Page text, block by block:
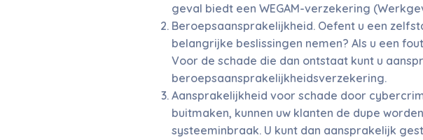
geval biedt een WEGAM-verzekering
Beroepsaansprakelijkheid. Oefent u een
belangrijke beslissingen nemen? Als u een
Voor de schade die dan ontstaat kunt u
beroepsaansprakelijkheidsverzekering.
Aansprakelijkheid voor schade door
buitmaken, kunnen uw klanten de dupe
systeeminbraak. U kunt dan aansprakelijk